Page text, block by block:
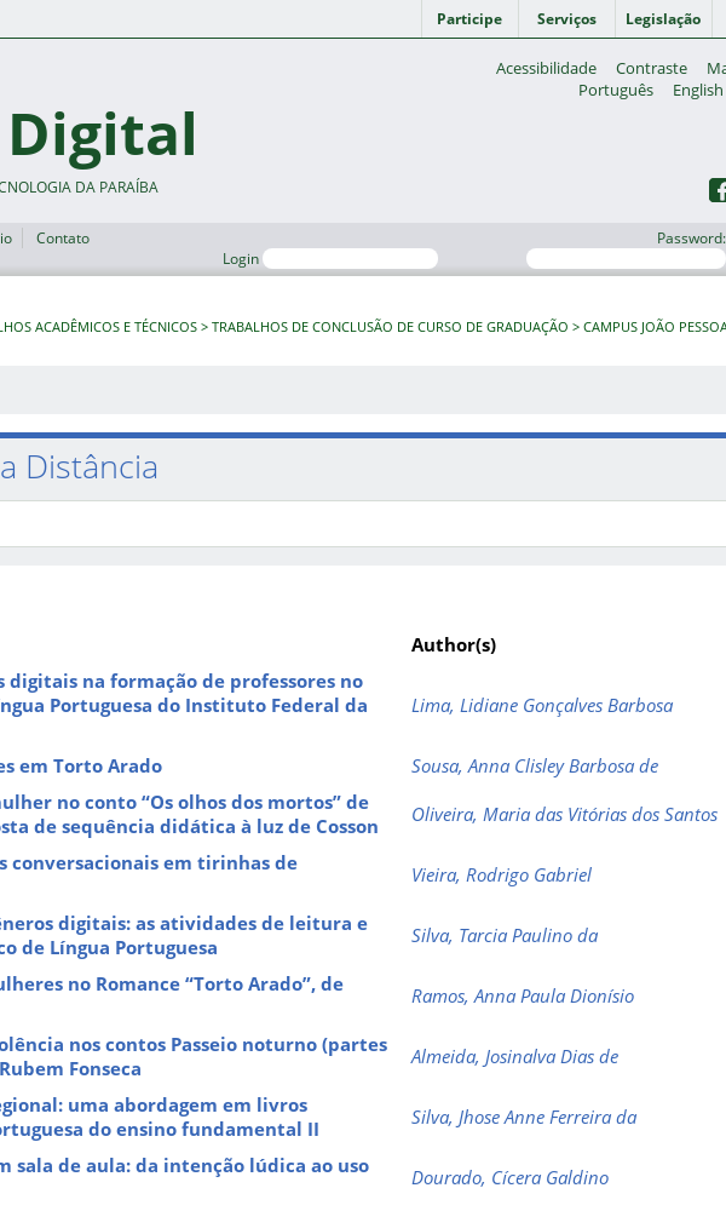
Participe Serviços Legislação
Acessibilidade Contraste
Português
English
DA PARAÍBA
Contato
Login
Password:
ACADÊMICOS E TÉCNICOS TRABALHOS DE CONCLUSÃO DE CURSO DE GRADUAÇÃO CAMPUS JOÃO
Distância
Author(s)
digitais na formação de professores no
Portuguesa do Instituto Federal da
Lima, Lidiane Gonçalves Barbosa
em Torto Arado
Sousa, Anna Clisley Barbosa de
no conto “Os olhos dos mortos” de
de sequência didática à luz de Cosson
Oliveira, Maria das Vitórias dos Santos
conversacionais em tirinhas de
Vieira, Rodrigo Gabriel
digitais: as atividades de leitura e
de Língua Portuguesa
Silva, Tarcia Paulino da
no Romance “Torto Arado”, de
Ramos, Anna Paula Dionísio
nos contos Passeio noturno (partes
Fonseca
Almeida, Josinalva Dias de
uma abordagem em livros
do ensino fundamental II
Silva, Jhose Anne Ferreira da
sala de aula: da intenção lúdica ao uso
Dourado, Cícera Galdino